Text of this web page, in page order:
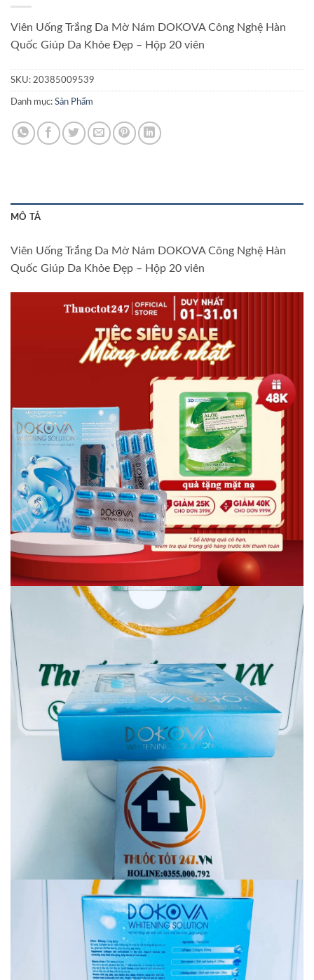
Viên Uống Trắng Da Mờ Nám DOKOVA Công Nghệ Hàn
Quốc Giúp Da Khỏe Đẹp – Hộp 20 viên
SKU: 20385009539
Danh mục: Sản Phẩm
MÔ TẢ
Viên Uống Trắng Da Mờ Nám DOKOVA Công Nghệ Hàn
Quốc Giúp Da Khỏe Đẹp – Hộp 20 viên